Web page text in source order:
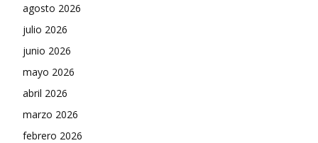
agosto 2026
julio 2026
junio 2026
mayo 2026
abril 2026
marzo 2026
febrero 2026